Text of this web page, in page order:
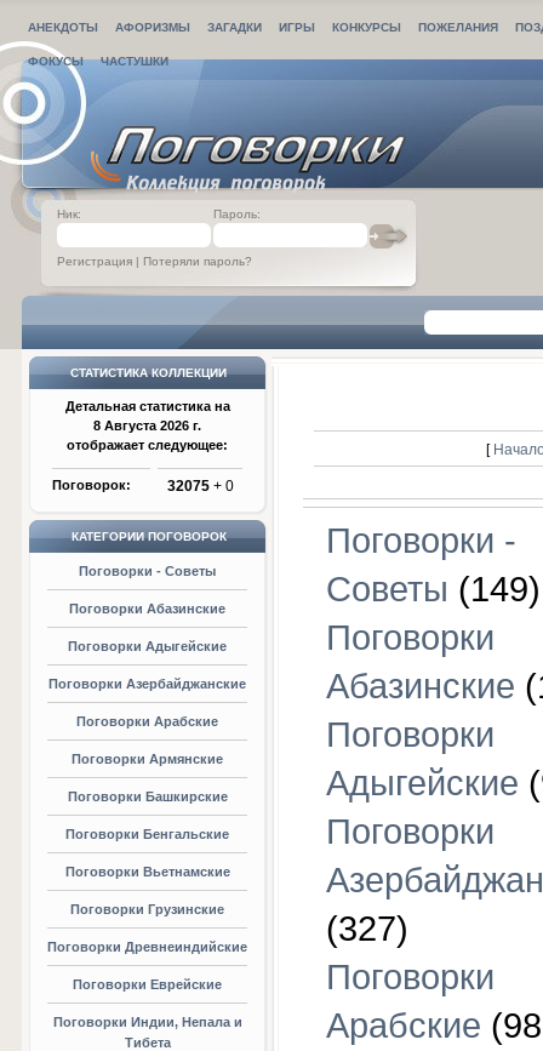
АНЕКДОТЫ АФОРИЗМЫ ЗАГАДКИ ИГРЫ КОНКУРСЫ ПОЖЕЛАНИЯ
ФОКУСЫ ЧАСТУШКИ
Ник: Пароль:
Регистрация | Потеряли пароль?
СТАТИСТИКА КОЛЛЕКЦИИ
Детальная статистика на
8 Августа 2026 г.
отображает следующее:
Поговорок: 32075 + 0
КАТЕГОРИИ ПОГОВОРОК
Поговорки - Советы
Поговорки Абазинские
Поговорки Адыгейские
Поговорки Азербайджанские
Поговорки Арабские
Поговорки Армянские
Поговорки Башкирские
Поговорки Бенгальские
Поговорки Вьетнамские
Поговорки Грузинские
Поговорки Древнеиндийские
Поговорки Еврейские
Поговорки Индии, Непала и
Тибета
[
Поговорки -
Советы (149)
Поговорки
Абазинские
Поговорки
Адыгейские
Поговорки
(327)
Поговорки
Арабские